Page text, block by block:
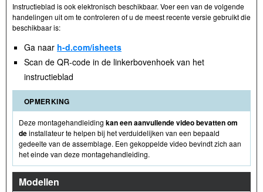
Instructieblad is ook elektronisch beschikbaar. Voer een van de volgende
handelingen uit om te controleren of u de meest recente versie gebruikt die
beschikbaar is:
Ga naar h-d.com/isheets
Scan de QR-code in de linkerbovenhoek van het
instructieblad
OPMERKING
Deze montagehandleiding kan een aanvullende video bevatten om
deinstallateur te helpen bij het verduidelijken van een bepaald
gedeelte van de assemblage. Een gekoppelde video bevindt zich aan
het einde van deze montagehandleiding.
Modellen